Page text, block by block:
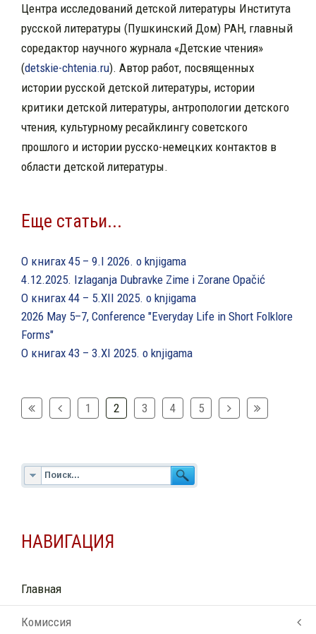
Центра исследований детской литературы Института
русской литературы (Пушкинский Дом) РАН, главный
соредактор научного журнала «Детские чтения»
(detskie-chtenia.ru). Автор работ, посвященных
истории русской детской литературы, истории
критики детской литературы, антропологии детского
чтения, культурному ресайклингу советского
прошлого и истории русско-немецких контактов в
области детской литературы.
Еще статьи...
О книгах 45 – 9.I 2026. o knjigama
4.12.2025. Izlaganja Dubravke Zime i Zorane Opačić
О книгах 44 – 5.XII 2025. o knjigama
2026 May 5–7, Conference "Everyday Life in Short Folklore
Forms"
О книгах 43 – 3.XI 2025. o knjigama
1 2 3 4 5
НАВИГАЦИЯ
Главная
Комиссия